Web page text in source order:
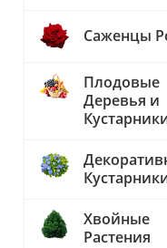
Саженцы
Плодовые
Деревья и
Хвойные
Растения